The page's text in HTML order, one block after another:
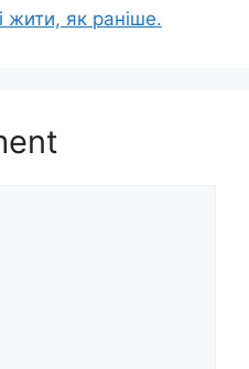
жити, як раніше.